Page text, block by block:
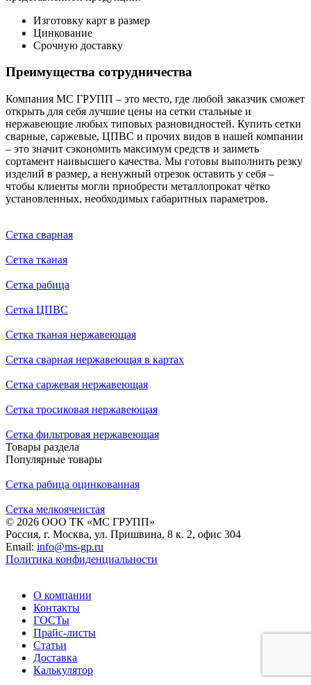
Изготовку карт в размер
Цинкование
Срочную доставку
Преимущества сотрудничества
Компания МС ГРУПП – это место, где любой заказчик сможет
открыть для себя лучшие цены на сетки стальные и
нержавеющие любых типовых разновидностей. Купить сетки
сварные, саржевые, ЦПВС и прочих видов в нашей компании
– это значит сэкономить максимум средств и заиметь
сортамент наивысшего качества. Мы готовы выполнить резку
изделий в размер, а ненужный отрезок оставить у себя –
чтобы клиенты могли приобрести металлопрокат чётко
установленных, необходимых габаритных параметров.
Сетка сварная
Сетка тканая
Сетка рабица
Сетка ЦПВС
Сетка тканая нержавеющая
Сетка сварная нержавеющая в картах
Сетка саржевая нержавеющая
Сетка тросиковая нержавеющая
Сетка фильтровая нержавеющая
Товары раздела
Популярные товары
Сетка рабица оцинкованная
Сетка мелкоячеистая
© 2026 ООО ТК «МС ГРУПП»
Россия, г. Москва, ул. Пришвина, 8 к. 2, офис 304
Email: info@ms-gp.ru
Политика конфиденциальности
О компании
Контакты
ГОСТы
Прайс-листы
Статьи
Доставка
Калькулятор